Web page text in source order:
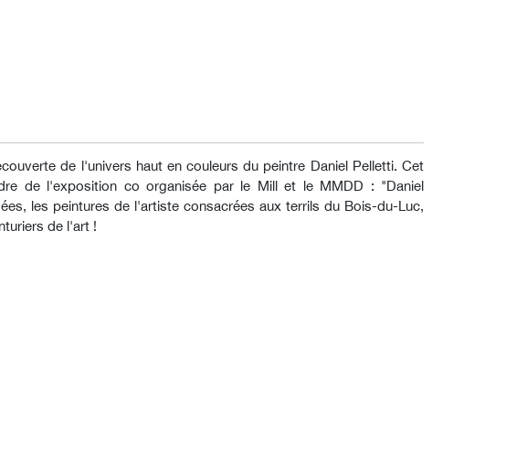
de l'univers haut en couleurs du peintre Daniel Pelletti. Cet
de l'exposition co organisée par le Mill et le MMDD : "Daniel
les peintures de l'artiste consacrées aux terrils du Bois-du-Luc,
de l'art !